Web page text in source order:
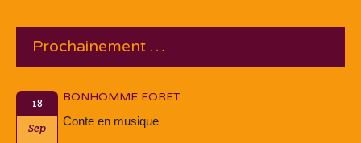
Prochainement …
18
Sep
BONHOMME FORET
Conte en musique